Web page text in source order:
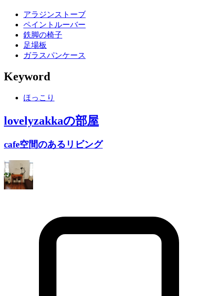
アラジンストーブ
ペイントルーバー
鉄脚の椅子
足場板
ガラスパンケース
Keyword
ほっこり
lovelyzakkaの部屋
cafe空間のあるリビング